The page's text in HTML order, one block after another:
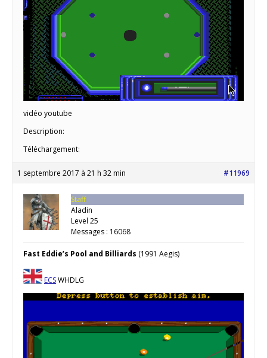
vidéo youtube
Description:
Téléchargement:
1 septembre 2017 à 21 h 32 min #11969
Staff
Aladin
Level 25
Messages : 16068
Fast Eddie’s Pool and Billiards (1991 Aegis)
ECSWHDLG